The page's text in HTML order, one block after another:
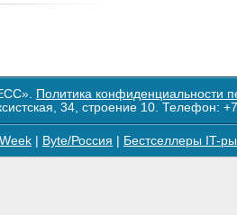
Политика конфиденциальности
34, строение 10. Телефон:
Byte/Россия Бестселлеры IT-